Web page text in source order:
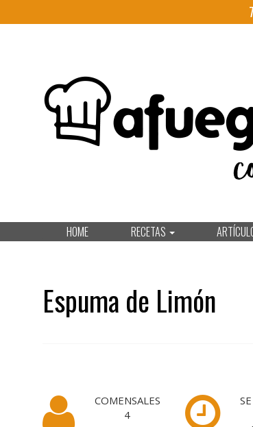
HOME RECETAS
Espuma de Limón
COMENSALES
4